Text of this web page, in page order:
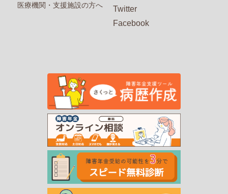
医療機関・支援施設の方へ
Twitter
Facebook